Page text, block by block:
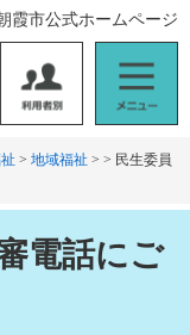
用
者
ニ
ュ
霞市公式ホームページ
> 地域福祉 > > 民生委員
電話にご